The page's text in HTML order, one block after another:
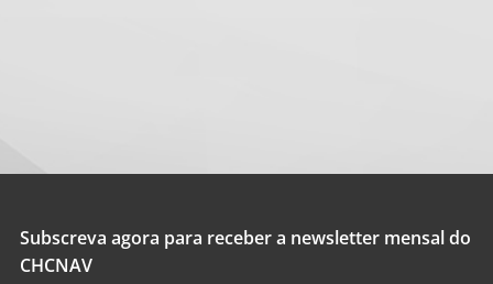
Subscreva agora para receber a newsletter mensal do
CHCNAV